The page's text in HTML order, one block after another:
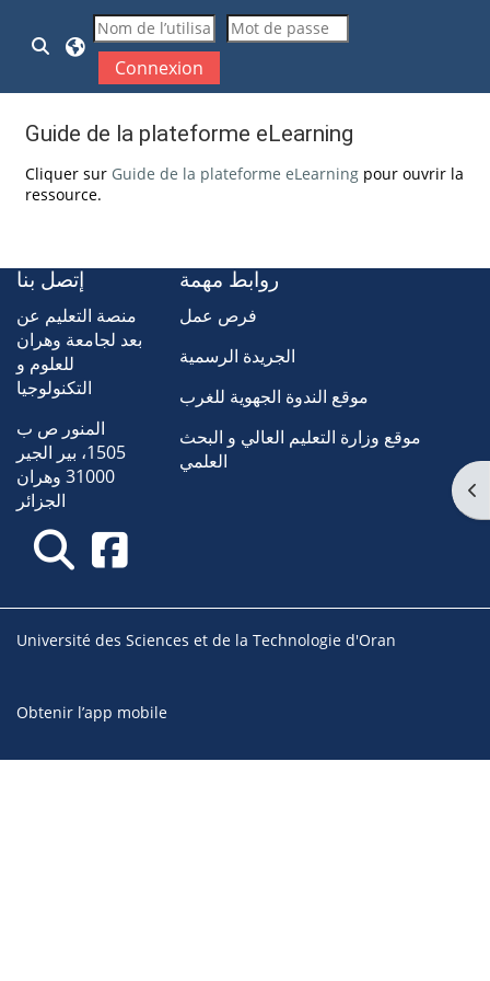
Passer au contenu principal
Activer/désactiver la saisie de recherche
Connexion
Guide de la plateforme eLearning
Conditions d’achèvement
Cliquer sur Guide de la plateforme eLearningpour ouvrir la
ressource.
إتصل بنا
منصة التعليم عن
بعد لجامعة وهران
للعلوم و
التكنولوجيا
المنور ص ب
1505، بير الجير
31000 وهران
الجزائر
روابط مهمة
فرص عمل
الجريدة الرسمية
موقع الندوة الجهوية للغرب
موقع وزارة التعليم العالي و البحث
العلمي
Université des Sciences et de la Technologie d'Oran
Obtenir l’app mobile